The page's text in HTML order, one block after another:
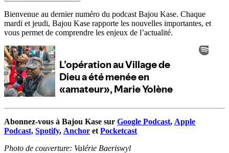
Bienvenue au dernier numéro du podcast Bajou Kase. Chaque
mardi et jeudi, Bajou Kase rapporte les nouvelles importantes, et
vous permet de comprendre les enjeux de l’actualité.
Abonnez-vous à Bajou Kase sur Google Podcast, Apple
Podcast, Spotify, Anchor et Pocketcast
Photo de couverture: Valérie Baeriswyl